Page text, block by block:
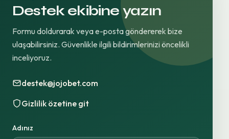
Destek ekibine yazın
Formu doldurarak veya e-posta göndererek bize
ulaşabilirsiniz. Güvenlikle ilgili bildirimlerinizi öncelikli
inceliyoruz.
destek@jojobet.com
Gizlilik özetine git
Adınız